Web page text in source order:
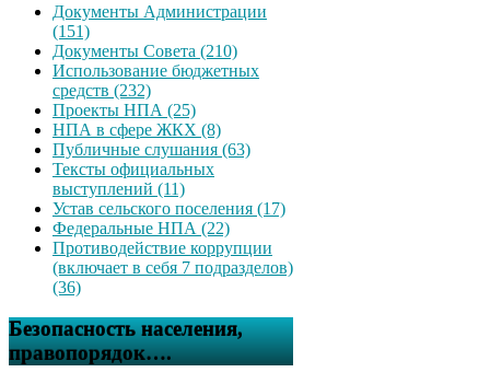
Документы Администрации
(151)
Документы Совета (210)
Использование бюджетных
средств (232)
Проекты НПА (25)
НПА в сфере ЖКХ (8)
Публичные слушания (63)
Тексты официальных
выступлений (11)
Устав сельского поселения (17)
Федеральные НПА (22)
Противодействие коррупции
(включает в себя 7 подразделов)
(36)
Безопасность населения,
правопорядок….